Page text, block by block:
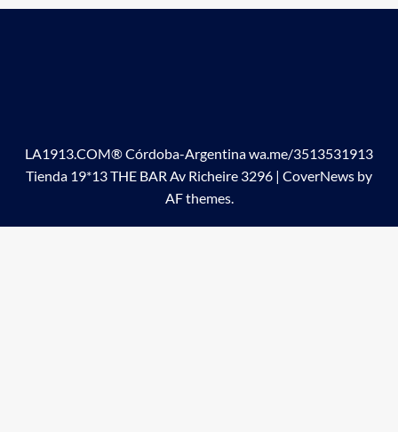
LA1913.COM® Córdoba-Argentina wa.me/3513531913
Tienda 19*13 THE BAR Av Richeire 3296 | CoverNews by
AF themes.